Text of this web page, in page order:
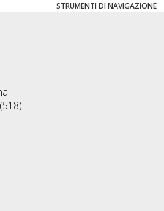
STRUMENTI DI NAVIGAZIONE